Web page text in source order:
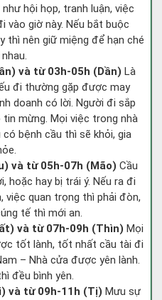
hội họp, tranh luận, việc
vào giờ này. Nếu bắt buộc
thì nên giữ miệng để hạn ché
và từ 03h-05h (Dần) Là
đi thường gặp được may
doanh có lời. Người đi sắp
tin mừng. Mọi việc trong nhà
có bệnh cầu thì sẽ khỏi, gia
và từ 05h-07h (Mão) Cầu
hoặc hay bị trái ý. Nếu ra đi
việc quan trọng thì phải đòn,
tế thì mới an.
và từ 07h-09h (Thìn) Mọi
tốt lành, tốt nhất cầu tài đi
– Nhà cửa được yên lành.
đều bình yên.
và từ 09h-11h (Tị) Mưu sự